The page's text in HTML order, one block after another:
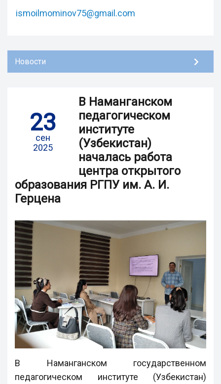
ismoilmominov75@gmail.com
Новости
23
сен
2025
В Наманганском
педагогическом
институте
(Узбекистан)
началась работа
центра открытого
образования РГПУ им. А. И.
Герцена
В Наманганском государственном
педагогическом институте (Узбекистан)